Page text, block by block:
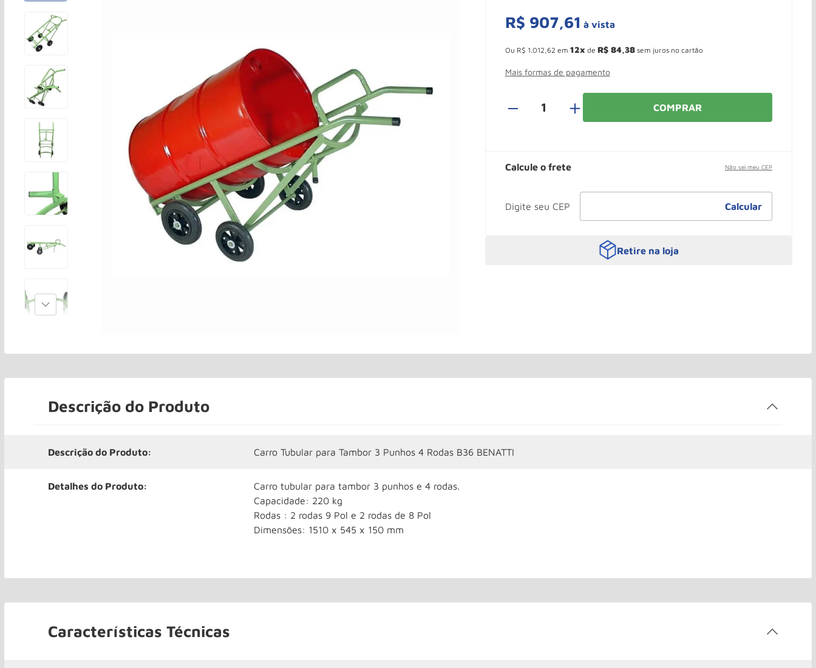
R$ 907,61 à vista
Ou R$ 1.012 62 em 12 de R$ 84,38sem juros no cartão
Mais formas de pagamento
＋ COMPRAR
Calcule o frete Não sei meu CEP
Retire na loja
Descrição do Produto
Descrição do Produto: Carro Tubular para Tambor 3 Punhos 4 Rodas B36 BENATTI
Detalhes do Produto:
Carro tubular para tambor 3 punhos e 4 rodas.
Capacidade: 220 kg
Rodas : 2 rodas 9 Pol e 2 rodas de 8 Pol
Dimensões: 1510 x 545 x 150 mm
Características Técnicas